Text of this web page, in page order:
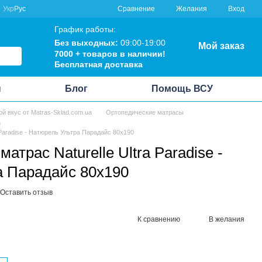
Укр Рус Сравнение Желания Вход
График работы:
Без выходных: 09:00-19:00
7000 + товаров в наличии!
Бесплатная доставка
Мой заказ
Блог Помощь ВСУ
вкус от Matras-Sklad.com.ua
Ортопедические матрасы
- Натюрель Ультра Парадайс 80x190
Naturelle Ultra Paradise -
Парадайс 80x190
Оставить отзыв
К сравнению В желания